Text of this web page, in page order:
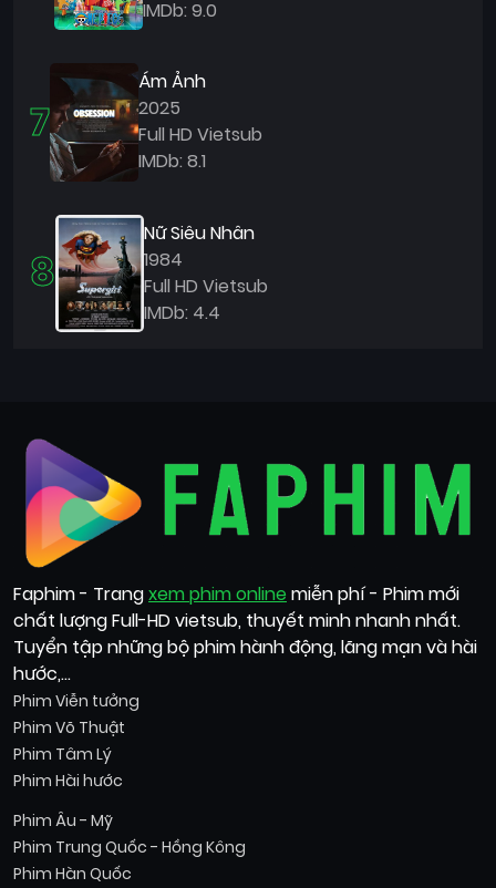
IMDb: 9.0
7
Ám Ảnh
2025
Full HD Vietsub
IMDb: 8.1
8
Nữ Siêu Nhân
1984
Full HD Vietsub
IMDb: 4.4
Faphim - Trangxem phim online miễn phí - Phim mới
chất lượng Full-HD vietsub, thuyết minh nhanh nhất.
Tuyển tập những bộ phim hành động, lãng mạn và hài
hước,...
Phim Viễn tưởng
Phim Võ Thuật
Phim Tâm Lý
Phim Hài hước
Phim Âu - Mỹ
Phim Trung Quốc - Hồng Kông
Phim Hàn Quốc